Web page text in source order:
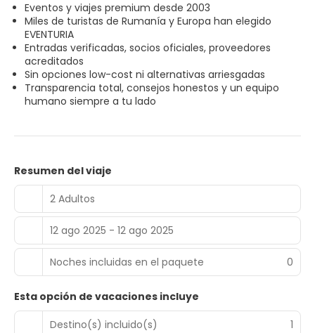
Eventos y viajes premium desde 2003
Miles de turistas de Rumanía y Europa han elegido
EVENTURIA
Entradas verificadas, socios oficiales, proveedores
acreditados
Sin opciones low-cost ni alternativas arriesgadas
Transparencia total, consejos honestos y un equipo
humano siempre a tu lado
Resumen del viaje
2 Adultos
12 ago 2025 - 12 ago 2025
Noches incluidas en el paquete 0
Esta opción de vacaciones incluye
Destino(s) incluido(s)
1